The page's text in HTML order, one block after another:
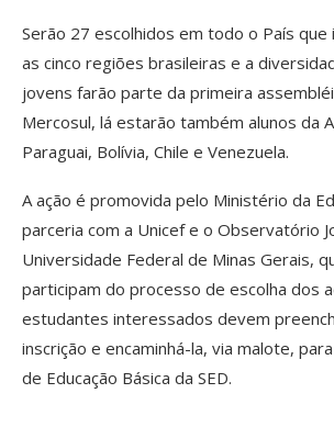
Serão 27 escolhidos em todo o País
as cinco regiões brasileiras e a
jovens farão parte da primeira
Mercosul, lá estarão também alunos da
Paraguai, Bolívia, Chile e Venezuela.
A ação é promovida pelo Ministério da
parceria com a Unicef e o Observatório
Universidade Federal de Minas Gerais,
participam do processo de escolha dos
estudantes interessados devem
inscrição e encaminhá-la, via malote,
de Educação Básica da SED.